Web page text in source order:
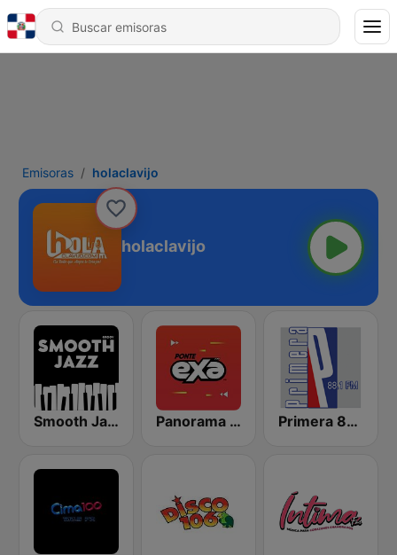
Emisoras holaclavijo
holaclavijo
Smooth Jazz - Groov Panorama 96.9 Primera 88.1 FM